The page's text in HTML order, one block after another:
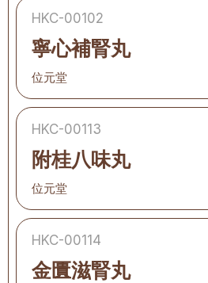
HKC-00102
寧心補腎丸
位元堂
HKC-00113
附桂八味丸
位元堂
HKC-00114
金匱滋腎丸